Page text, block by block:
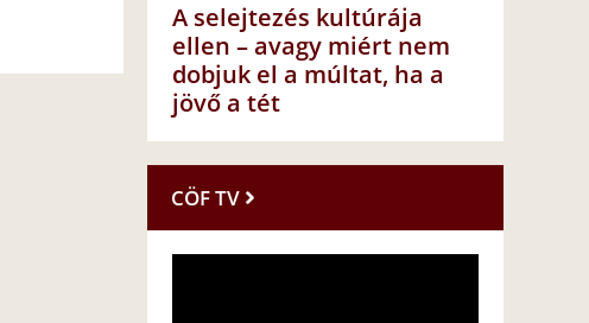
A selejtezés kultúrája
ellen – avagy miért nem
dobjuk el a múltat, ha a
jövő a tét
CÖF TV